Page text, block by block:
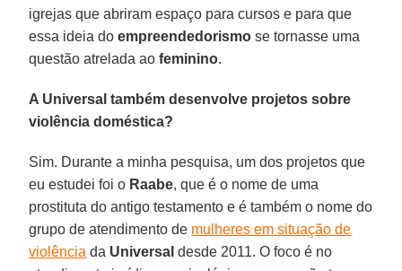
igrejas que abriram espaço para cursos e para que
essa ideia doempreendedorismo se tornasse uma
questão atrelada aofeminino.
A Universal também desenvolve projetos sobre
violência doméstica?
Sim. Durante a minha pesquisa, um dos projetos que
eu estudei foi o Raabe, que é o nome de uma
prostituta do antigo testamento e é também o nome do
grupo de atendimento de mulheres em situação de
violência da Universal desde 2011. O foco é no